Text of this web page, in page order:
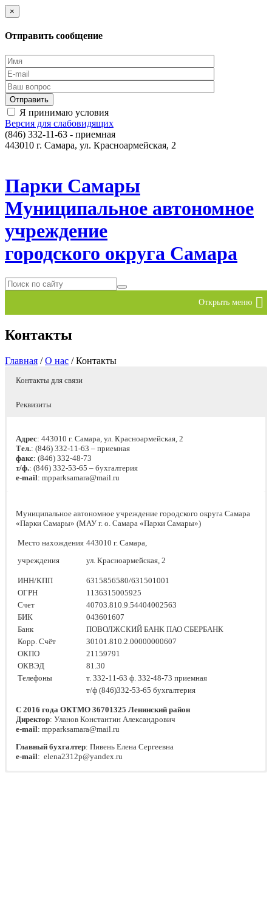
×
Отправить сообщение
Я принимаю условия
Версия для слабовидящих
(846) 332-11-63 - приемная
443010 г. Самара, ул. Красноармейская, 2
Парки Самары
Муниципальное автономное
учреждение
городского округа Самара
Контакты
Главная / О нас /Контакты
Контакты для связи
Реквизиты
Адрес: 443010 г. Самара, ул. Красноармейская, 2
Тел.: (846) 332-11-63 – приемная
факс: (846) 332-48-73
т/ф.: (846) 332-53-65 – бухгалтерия
е-mail: mpparksamara@mail.ru
Муниципальное автономное учреждение городского округа Самара
«Парки Самары» (МАУ г. о. Самара «Парки Самары»)
Место нахождения
учреждения
443010 г. Самара,
ул. Красноармейская, 2
ИНН/КПП
6315856580/631501001
ОГРН
1136315005925
Счет
40703.810.9.54404002563
БИК
043601607
Банк
ПОВОЛЖСКИЙ БАНК ПАО СБЕРБАНК
Корр. Счёт
30101.810.2.00000000607
ОКПО
21159791
ОКВЭД
81.30
Телефоны
т. 332-11-63 ф. 332-48-73 приемная
т/ф (846)332-53-65 бухгалтерия
С 2016 года ОКТМО 36701325 Ленинский район
Директор: Уланов Константин Александрович
е-mail: mpparksamara@mail.ru
Главный бухгалтер: Пивень Елена Сергеевна
е-mail: elena2312p@yandex.ru